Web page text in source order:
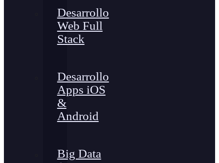
Desarrollo
Web Full
Stack
Desarrollo
Apps iOS
&
Android
Big Data